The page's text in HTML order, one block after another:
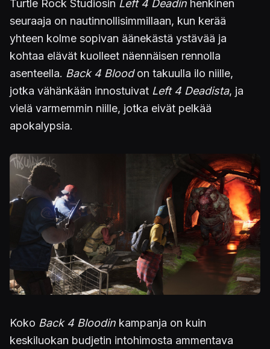
Turtle Rock Studiosin Left 4 Deadin henkinen
seuraaja on nautinnollisimmillaan, kun kerää
yhteen kolme sopivan äänekästä ystävää ja
kohtaa elävät kuolleet näennäisen rennolla
asenteella. Back 4 Bloodon takuulla ilo niille,
jotka vähänkään innostuivat Left 4 Deadista, ja
vielä varmemmin niille, jotka eivät pelkää
apokalypsia.
Koko Back 4 Bloodin kampanja on kuin
keskiluokan budjetin intohimosta ammentava